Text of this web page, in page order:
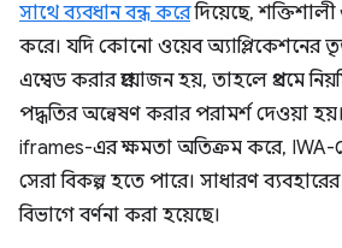
সাথে ব্যবধান বন্ধ করেদিয়েছে,
করে। যদি কোনো ওয়েব অ্যাপ্লিকেশনের
এম্বেড করার প্রয়োজন হয়, তাহলে প্রথমে
পদ্ধতির অন্বেষণ করার পরামর্শ দেওয়া
iframes-এর ক্ষমতা অতিক্রম করে, IWA-তে
সেরা বিকল্প হতে পারে। সাধারণ ব্যবহারের
বিভাগে বর্ণনা করা হয়েছে।